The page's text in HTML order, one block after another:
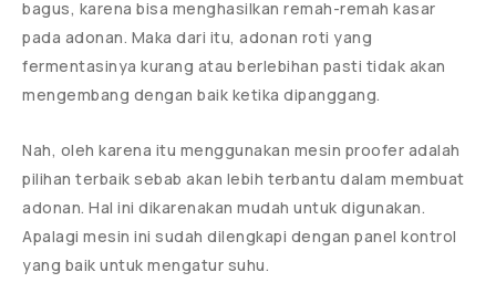
bagus, karena bisa menghasilkan remah-remah kasar
pada adonan. Maka dari itu, adonan roti yang
fermentasinya kurang atau berlebihan pasti tidak akan
mengembang dengan baik ketika dipanggang.
Nah, oleh karena itu menggunakan mesin proofer adalah
pilihan terbaik sebab akan lebih terbantu dalam membuat
adonan. Hal ini dikarenakan mudah untuk digunakan.
Apalagi mesin ini sudah dilengkapi dengan panel kontrol
yang baik untuk mengatur suhu.